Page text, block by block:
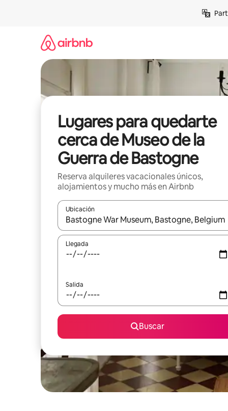
Lugares para quedarte
cerca de Museo de la
Guerra de Bastogne
Reserva alquileres vacacionales únicos,
alojamientos y mucho más en Airbnb
Ubicación
Cuando los resultados estén disponibles,
Llegada
Salida
Buscar